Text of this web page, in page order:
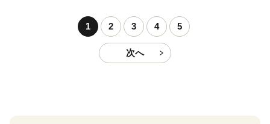
町 送料無料_G7317
1 2 3 4 5
次へ